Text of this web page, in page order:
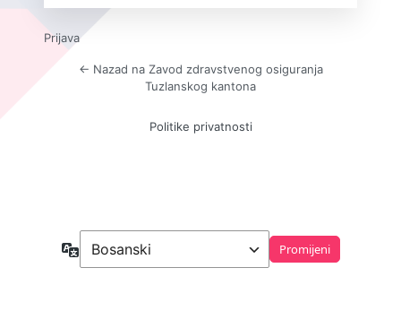
Prijava
← Nazad na Zavod zdravstvenog osiguranja
Tuzlanskog kantona
Politike privatnosti
Jezik